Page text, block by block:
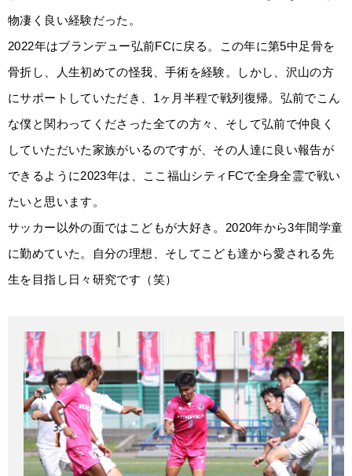
物凄く良い経験だった。
2022年はブランデュー弘前FCに戻る。この年に第5中足骨を
骨折し、人生初めての怪我、手術を経験。しかし、沢山の方
にサポートしていただき、1ヶ月半程で戦列復帰。弘前でこん
な僕と関わってくださった全ての方々、そして弘前で仲良く
していただいた家族がいるのですが、その人達に良い報告が
できるように2023年は、ここ福山シティFCで全身全霊で戦い
たいと思います。
サッカー以外の面ではこどもが大好き。2020年から3年間学童
に勤めていた。自分の理想、そしてこども達から愛される先
生を目指し日々研究です（笑）